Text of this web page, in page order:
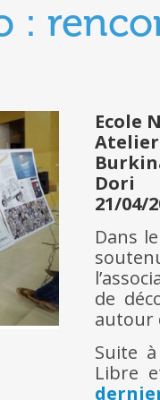
:
Ecole
Atelier
Dori
21/04/
Dans
de
autour
Suite
Libre